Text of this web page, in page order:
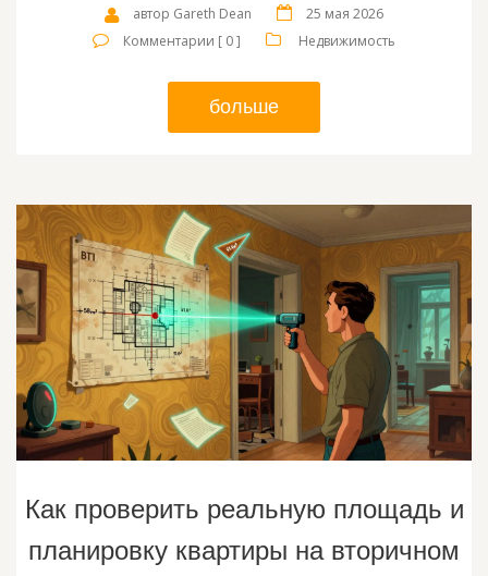
автор Gareth Dean
25 мая 2026
Комментарии [ 0 ]
Недвижимость
больше
Как проверить реальную площадь и
планировку квартиры на вторичном